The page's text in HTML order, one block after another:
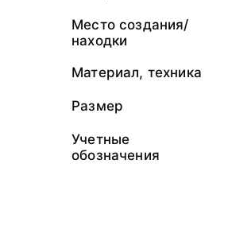
Место создания/
находки
Материал, техника
Размер
Учетные
обозначения